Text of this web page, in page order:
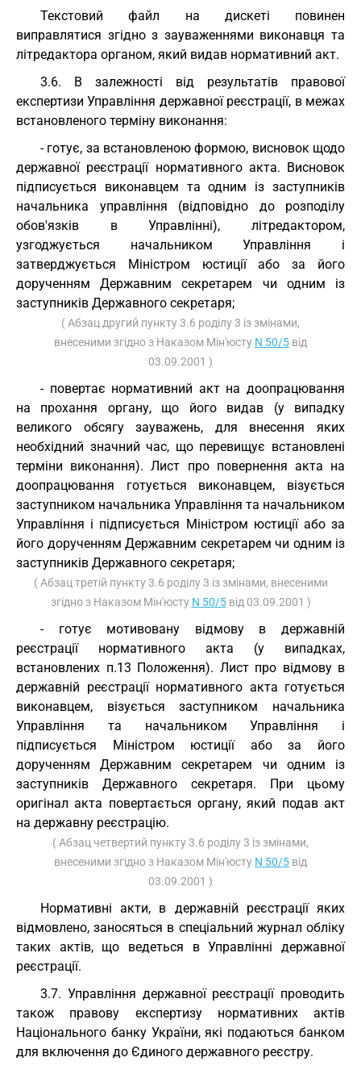
Текстовий файл на дискеті повинен
виправлятися згідно з зауваженнями виконавця та
літредактора органом, який видав нормативний акт.
3.6. В залежності від результатів правової
експертизи Управління державної реєстрації, в межах
встановленого терміну виконання:
- готує, за встановленою формою, висновок щодо
державної реєстрації нормативного акта. Висновок
підписується виконавцем та одним із заступників
начальника управління (відповідно до розподілу
обов'язків в Управлінні), літредактором,
узгоджується начальником Управління і
затверджується Міністром юстиції або за його
дорученням Державним секретарем чи одним із
заступників Державного секретаря;
( Абзац другий пункту 3.6 роділу 3 із змінами,
внесеними згідно з Наказом Мін'юсту N 50/5 від
03.09.2001 )
- повертає нормативний акт на доопрацювання
на прохання органу, що його видав (у випадку
великого обсягу зауважень, для внесення яких
необхідний значний час, що перевищує встановлені
терміни виконання). Лист про повернення акта на
доопрацювання готується виконавцем, візується
заступником начальника Управління та начальником
Управління і підписується Міністром юстиції або за
його дорученням Державним секретарем чи одним із
заступників Державного секретаря;
( Абзац третій пункту 3.6 роділу 3 із змінами, внесеними
згідно з Наказом Мін'юсту N 50/5від 03.09.2001 )
- готує мотивовану відмову в державній
реєстрації нормативного акта (у випадках,
встановлених п.13 Положення). Лист про відмову в
державній реєстрації нормативного акта готується
виконавцем, візується заступником начальника
Управління та начальником Управління і
підписується Міністром юстиції або за його
дорученням Державним секретарем чи одним із
заступників Державного секретаря. При цьому
оригінал акта повертається органу, який подав акт
на державну реєстрацію.
( Абзац четвертий пункту 3.6 роділу 3 із змінами,
внесеними згідно з Наказом Мін'юсту N 50/5 від
03.09.2001 )
Нормативні акти, в державній реєстрації яких
відмовлено, заносяться в спеціальний журнал обліку
таких актів, що ведеться в Управлінні державної
реєстрації.
3.7. Управління державної реєстрації проводить
також правову експертизу нормативних актів
Національного банку України, які подаються банком
для включення до Єдиного державного реєстру.